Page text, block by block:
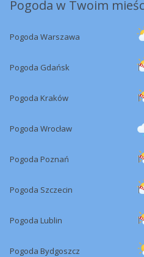
Pogoda w Twoim
Pogoda Warszawa
Pogoda Gdańsk
Pogoda Kraków
Pogoda Wrocław
Pogoda Poznań
Pogoda Szczecin
Pogoda Lublin
Pogoda Bydgoszcz